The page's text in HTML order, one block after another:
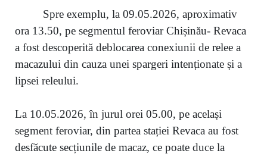
Spre exemplu, la 09.05.2026, aproximativ
ora 13.50, pe segmentul feroviar Chișinău- Revaca
a fost descoperită deblocarea conexiunii de relee a
macazului din cauza unei spargeri intenționate și a
lipsei releului.
La 10.05.2026, în jurul orei 05.00, pe același
segment feroviar, din partea stației Revaca au fost
desfăcute secțiunile de macaz, ce poate duce la